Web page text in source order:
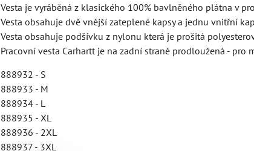
Vesta je vyráběná z klasického 100% bavlněného plátna v
Vesta obsahuje dvě vnější zateplené kapsy a jednu vnitřní
Vesta obsahuje podšívku z nylonu která je prošitá
Pracovní vesta Carhartt je na zadní straně prodloužená -
888932 - S
888933 - M
888934 - L
888935 - XL
888936 - 2XL
888937 - 3XL